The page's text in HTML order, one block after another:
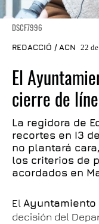
DSCF7996
REDACCIÓ / ACN 22
El
cierre de
La regidora de
recortes en I3
no plantará
los criterios de
acordados en
El Ayuntamiento
decisión del